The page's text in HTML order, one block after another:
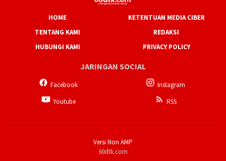
HOME
KETENTUAN MEDIA CIBER
TENTANG KAMI
REDAKSI
HUBUNGI KAMI
PRIVACY POLICY
JARINGAN SOCIAL
Facebook
Instagram
Youtube
RSS
Versi Non AMP
60dtk.com